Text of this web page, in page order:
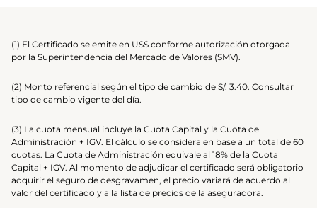
(1) El Certificado se emite en US$ conforme autorización otorgada
por la Superintendencia del Mercado de Valores (SMV).
(2) Monto referencial según el tipo de cambio de S/. 3.40. Consultar
tipo de cambio vigente del día.
(3) La cuota mensual incluye la Cuota Capital y la Cuota de
Administración + IGV. El cálculo se considera en base a un total de 60
cuotas. La Cuota de Administración equivale al 18% de la Cuota
Capital + IGV. Al momento de adjudicar el certificado será obligatorio
adquirir el seguro de desgravamen, el precio variará de acuerdo al
valor del certificado y a la lista de precios de la aseguradora.